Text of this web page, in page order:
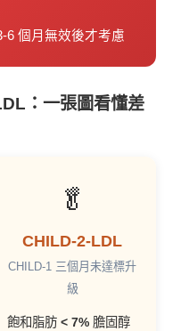
6 個月無效後才考慮
：一張圖看懂差
🥬
CHILD-2-LDL
CHILD-1 三個月未達標升
級
飽和脂肪 < 7% 膽固醇